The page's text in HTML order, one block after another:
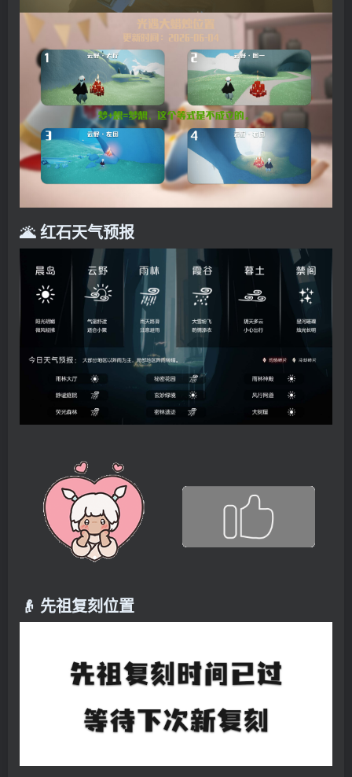
🌋 红石天气预报
👴 先祖复刻位置